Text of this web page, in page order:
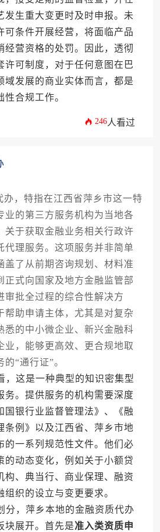
发生重大变更时及时申报。未
可条件开展经营，将面临产品
经营资格的处罚。因此，透彻
许可制度，对于任何意图在巴
域发展的商业实体而言，都是
合规工作。
246人看过
办，特指在江西省萍乡市这一特
业的第三方服务机构为当地各
关于获取金融业务相关行政许
代理服务。这项服务并非简单
盖了从前期咨询规划、材料准
正式向国家及地方金融监管部
审批全过程的综合性解决方
帮助申请主体，尤其是对复杂
悉的中小微企业、新兴金融科
业，能够更高效、更合规地取
“通行证”。
这是一种典型的知识密集型
务。提供服务的机构需要深度
国银行业监督管理法》、《融
条例》以及江西省、萍乡市地
的一系列规范性文件。他们必
的动态变化，例如关于小额贷
构、典当行、商业保理、融资
织的设立与变更要求。
，萍乡本地的金融资质代办
块展开。首先是准入类资质申